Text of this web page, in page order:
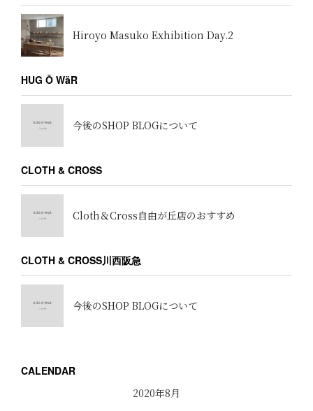
Hiroyo Masuko Exhibition Day.2
HUG Ō WäR
今後のSHOP BLOGについて
CLOTH & CROSS
Cloth＆Cross自由が丘店のおすすめ
CLOTH & CROSS川西阪急
今後のSHOP BLOGについて
CALENDAR
2020年8月